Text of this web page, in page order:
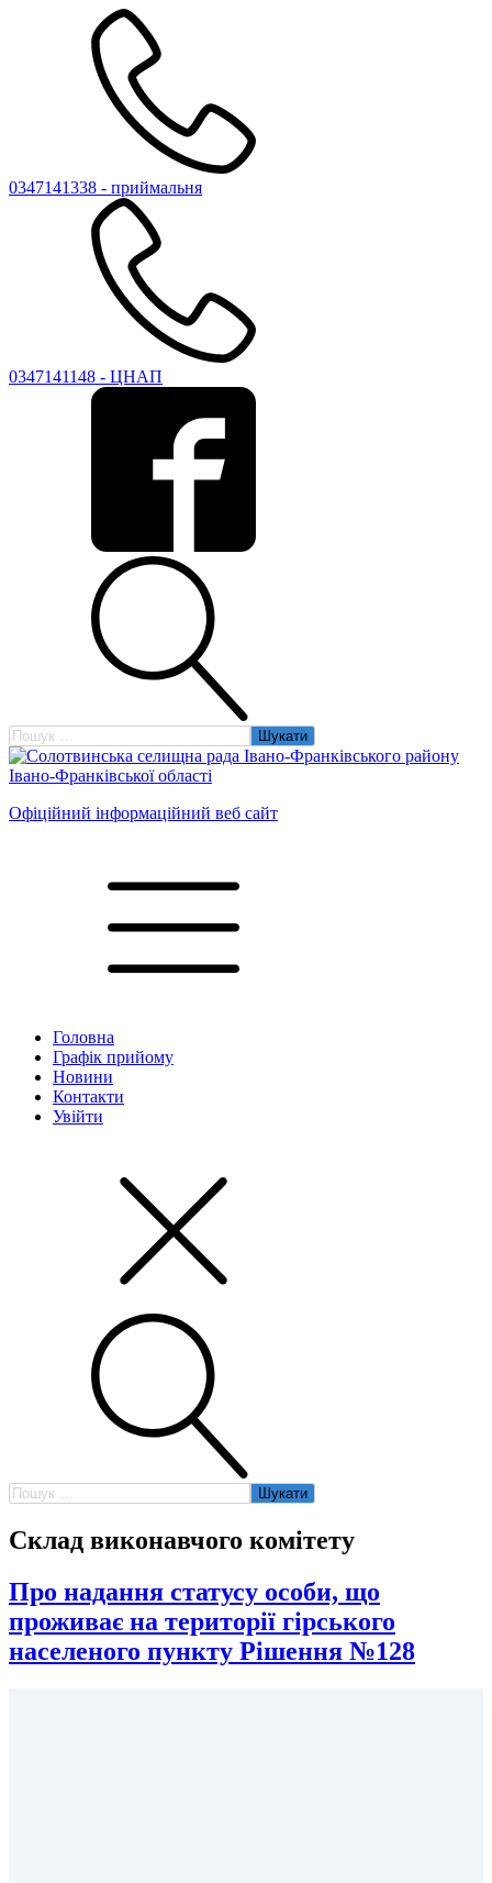
0347141338 - приймальня
0347141148 - ЦНАП
Пошук:
Офіційний інформаційний веб сайт
Головна
Графік прийому
Новини
Контакти
Увійти
Пошук:
Склад виконавчого комітету
Про надання статусу особи, що
проживає на території гірського
населеного пункту Рішення №128